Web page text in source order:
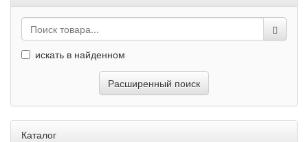
искать в найденном
Расширенный поиск
Каталог